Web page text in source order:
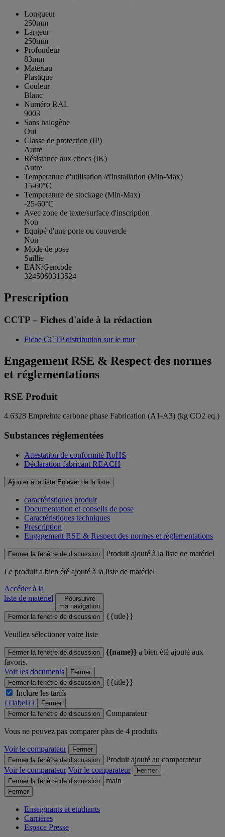
Longueur
250mm
Largeur
250mm
Profondeur
83mm
Matériau
Plastique
Couleur
Blanc
Numéro RAL
9003
Sans halogène
Oui
Classe de protection (IP)
Autre
Résistance aux chocs (IK)
Autre
Temperature d'utilisation /d'installation (Min-Max)
15-60°C
Temperature de stockage (Min-Max)
-25-60°C
Avec zone de texte/surface d'inscription
Non
Equipé d'une porte ou couvercle
Non
Mode de pose
Saillie
EAN/Gencode
3245060313524
Prescription
CCTP – Fiches d'aide à la rédaction
Fiche CCTP distribution sur le mur
Engagement RSE & Respect des normes
et réglementations
RSE Produit
4.6328 Empreinte carbone phase Fabrication (A1-A3) (kg CO2 eq.)
Substances réglementées
Attestation de conformité RoHS
Déclaration fabricant REACH
Ajouter à la liste Enlever de la liste
caractéristiques produit
Documentation et conseils de pose
Caractéristiques techniques
Prescription
Engagement RSE & Respect des normes et réglementations
Fermer la fenêtre de discussion Produit ajouté à la liste de matériel
Le produit a bien été ajouté à la liste de matériel
Accéder à la
liste de matériel
Poursuivre
ma navigation
Fermer la fenêtre de discussion
{{title}}
Veuillez sélectioner votre liste
Fermer la fenêtre de discussion {{name}} a bien été ajouté aux
favoris.
Voir les documents
Fermer
Fermer la fenêtre de discussion
{{title}}
Inclure les tarifs
{{label}}
Fermer
Fermer la fenêtre de discussion
Comparateur
Vous ne pouvez pas comparer plus de 4 produits
Voir le comparateur
Fermer
Fermer la fenêtre de discussion
Produit ajouté au comparateur
Voir le comparateur Voir le comparateur
Fermer
Fermer la fenêtre de discussion
main
Fermer
Enseignants et étudiants
Carrières
Espace Presse